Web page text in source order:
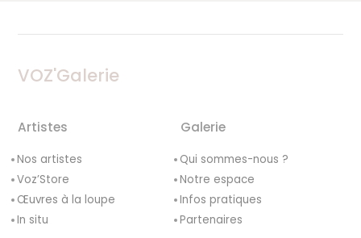
VOZ'Galerie
Artistes
Nos artistes
Voz’Store
Œuvres à la loupe
In situ
Galerie
Qui sommes-nous ?
Notre espace
Infos pratiques
Partenaires